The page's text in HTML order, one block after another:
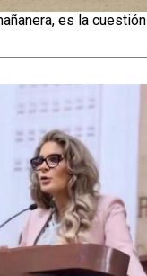
es la cuestión